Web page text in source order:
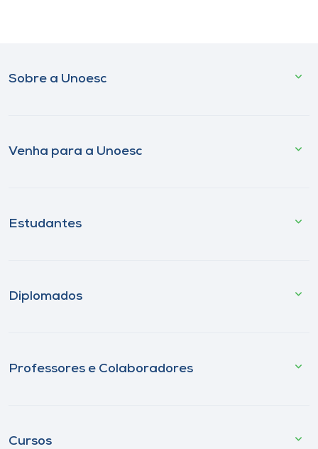
Sobre a Unoesc
Venha para a Unoesc
Estudantes
Diplomados
Professores e Colaboradores
Cursos